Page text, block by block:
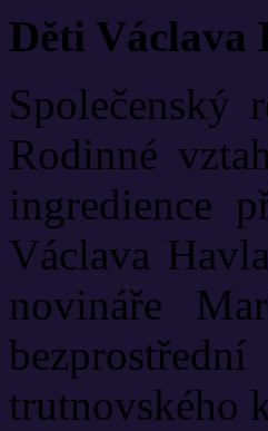
Děti Václava
Společenský
Rodinné
ingredience
Václava
novináře
trutnovského